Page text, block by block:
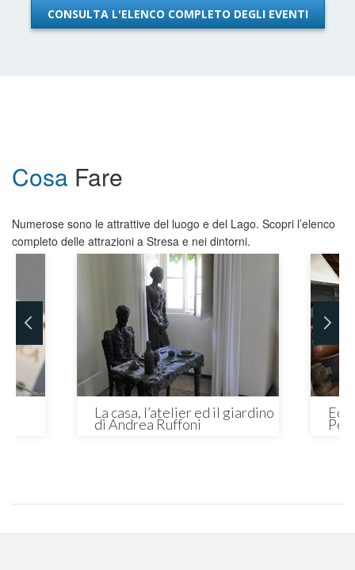
CONSULTA L'ELENCO COMPLETO DEGLI EVENTI
Cosa Fare
Numerose sono le attrattive del luogo e del Lago. Scopri l’elenco
completo delle attrazioni a Stresa e nei dintorni.
La casa, l’atelier ed il giardino
di Andrea Ruffoni